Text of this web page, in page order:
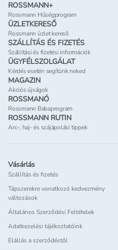
ROSSMANN+
Rossmann Hűségprogram
ÜZLETKERESŐ
Rossmann üzlet kereső
SZÁLLÍTÁS ÉS FIZETÉS
Szállítási és fizetési információk
ÜGYFÉLSZOLGÁLAT
Kérdés esetén segítünk neked
MAGAZIN
Akciós újságok
ROSSMANÓ
Rossmann Babaprogram
ROSSMANN RUTIN
Arc-, haj- és szájápolási tippek
Vásárlás
Szállítás és fizetés
Tápszerekre vonatkozó kedvezmény
változások
Általános Szerződési Feltételek
Adatkezelési tájékoztatóink
Elállás a szerződéstől